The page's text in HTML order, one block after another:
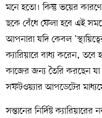
মনে হতো। কিন্তু ভয়ের
ছকে বেঁধে ফেলা হবে এই
আপনারা যদি কেবল
ক্যারিয়ারে বাধ্য করেন,
কাজের জন্য তৈরি করছেন
সফটওয়্যার আপডেটের
সন্তানের নির্দিষ্ট